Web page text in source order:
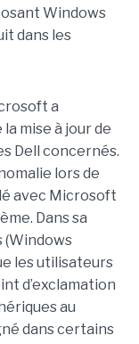
Windows
dans les
a
mise à jour de
Dell concernés.
lors de
avec Microsoft
Dans sa
(Windows
les utilisateurs
d’exclamation
au
dans certains